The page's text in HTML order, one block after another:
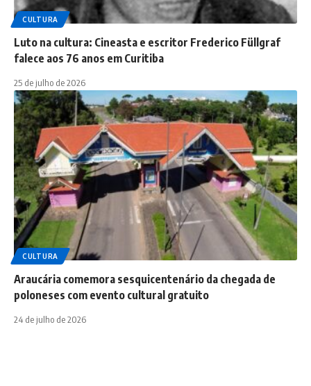
CULTURA
Luto na cultura: Cineasta e escritor Frederico Füllgraf
falece aos 76 anos em Curitiba
25 de julho de 2026
CULTURA
Araucária comemora sesquicentenário da chegada de
poloneses com evento cultural gratuito
24 de julho de 2026